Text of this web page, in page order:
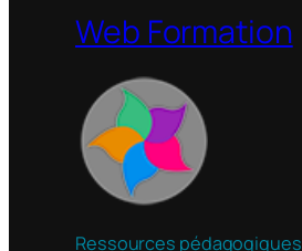
Web Formation
Ressources pédagogiques